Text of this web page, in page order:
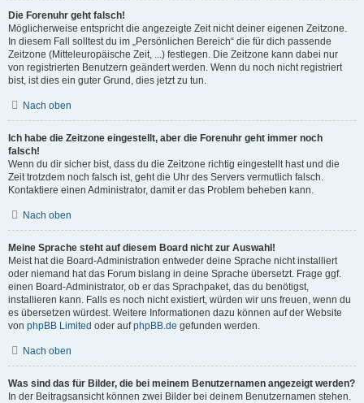
Die Forenuhr geht falsch!
Möglicherweise entspricht die angezeigte Zeit nicht deiner eigenen Zeitzone.
In diesem Fall solltest du im „Persönlichen Bereich“ die für dich passende
Zeitzone (Mitteleuropäische Zeit, ...) festlegen. Die Zeitzone kann dabei nur
von registrierten Benutzern geändert werden. Wenn du noch nicht registriert
bist, ist dies ein guter Grund, dies jetzt zu tun.
Nach oben
Ich habe die Zeitzone eingestellt, aber die Forenuhr geht immer noch
falsch!
Wenn du dir sicher bist, dass du die Zeitzone richtig eingestellt hast und die
Zeit trotzdem noch falsch ist, geht die Uhr des Servers vermutlich falsch.
Kontaktiere einen Administrator, damit er das Problem beheben kann.
Nach oben
Meine Sprache steht auf diesem Board nicht zur Auswahl!
Meist hat die Board-Administration entweder deine Sprache nicht installiert
oder niemand hat das Forum bislang in deine Sprache übersetzt. Frage ggf.
einen Board-Administrator, ob er das Sprachpaket, das du benötigst,
installieren kann. Falls es noch nicht existiert, würden wir uns freuen, wenn du
es übersetzen würdest. Weitere Informationen dazu können auf der Website
von phpBB Limited oder aufphpBB.de gefunden werden.
Nach oben
Was sind das für Bilder, die bei meinem Benutzernamen angezeigt werden?
In der Beitragsansicht können zwei Bilder bei deinem Benutzernamen stehen.